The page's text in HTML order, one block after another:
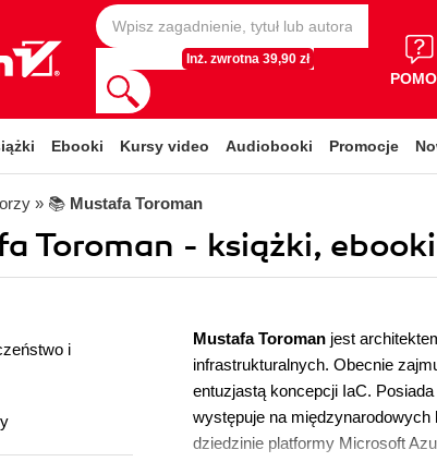
Inż. zwrotna 39,90 zł
Ebooki Kursy video Audiobooki Promocje
» 📚 Mustafa Toroman
Toroman - książki, ebooki
i
Mustafa Toroman jest
infrastrukturalnych. Obecnie
entuzjastą koncepcji IaC.
występuje na międzynarodowych
dziedzinie platformy Microsoft